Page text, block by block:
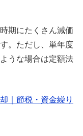
期にたくさん減価
。ただし、単年度
うな場合は定額法
｜節税・資金繰り